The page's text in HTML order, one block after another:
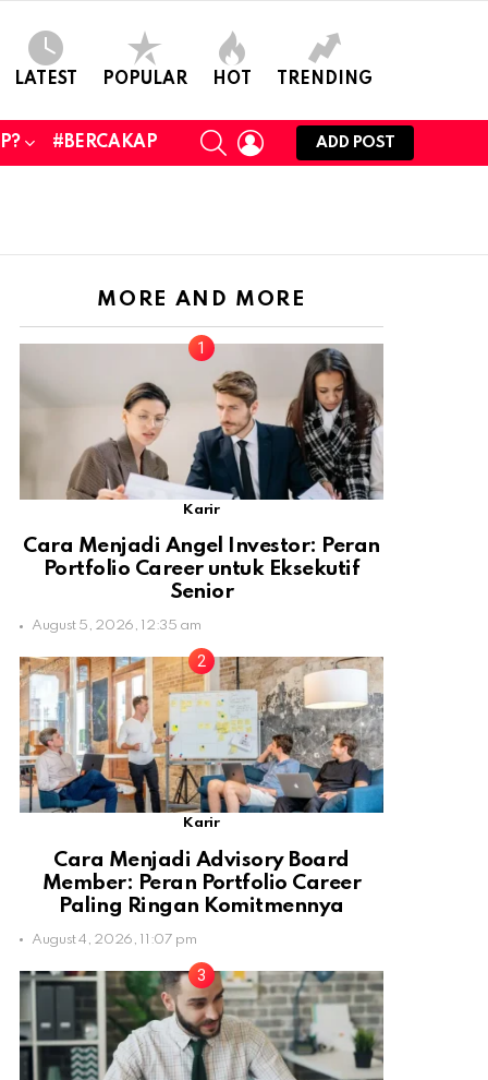
LATEST POPULAR HOT TRENDING
#BERCAKAP
SEARCHLOGIN
ADD POST
MORE AND MORE
Karir
Cara Menjadi Angel Investor: Peran
Portfolio Career untuk Eksekutif
Senior
August 5, 2026, 12:35 am
Karir
Cara Menjadi Advisory Board
Member: Peran Portfolio Career
Paling Ringan Komitmennya
August 4, 2026, 11:07 pm